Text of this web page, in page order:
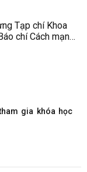
Tạp chí Khoa
chí Cách mạng
gia khóa học